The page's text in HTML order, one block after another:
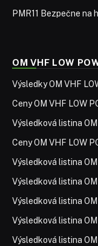
PMR11 Bezpečne na
OM VHF LOW
Výsledky OM VHF
Ceny OM VHF LOW
Výsledková listina
Ceny OM VHF LOW
Výsledková listina
Výsledková listina
Výsledková listina
Výsledková listina OM
Výsledková listina